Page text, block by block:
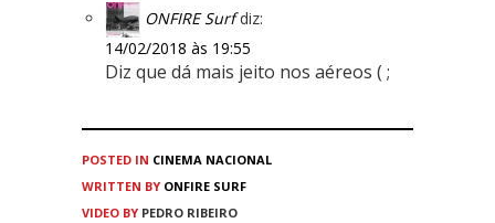
ONFIRE Surf diz:
14/02/2018 às 19:55
Diz que dá mais jeito nos aéreos ( ;
POSTED IN CINEMA NACIONAL
WRITTEN BY ONFIRE SURF
VIDEO BY PEDRO RIBEIRO